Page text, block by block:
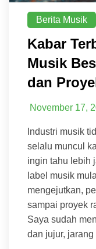
Berita Musik
Kabar
Musik
dan
November 17,
Industri musik
selalu muncul
ingin tahu lebih
label musik
mengejutkan,
sampai proyek
Saya sudah
dan jujur,